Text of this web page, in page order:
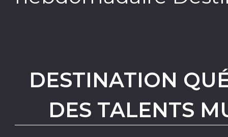
DESTINATION
DES TALENTS